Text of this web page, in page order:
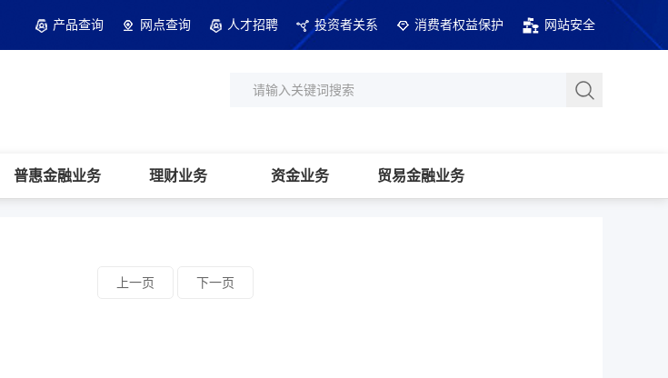
产品查询 网点查询 人才招聘 投资者关系 消费者权益保护 网站安全
普惠金融业务 理财业务 资金业务 贸易金融业务
上一页 下一页